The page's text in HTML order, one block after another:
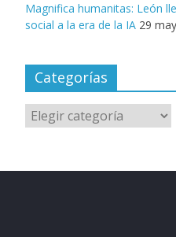
Magnifica humanitas: León
social a la era de la IA 29
Categorías